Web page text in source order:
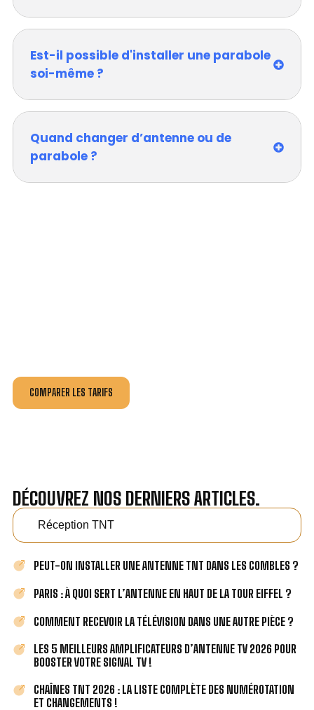
Est-il possible d'installer une parabole
soi-même ?
Quand changer d’antenne ou de
parabole ?
COMPARER LES TARIFS
DÉCOUVREZ NOS DERNIERS ARTICLES.
Réception TNT
PEUT-ON INSTALLER UNE ANTENNE TNT DANS LES COMBLES ?
PARIS : À QUOI SERT L’ANTENNE EN HAUT DE LA TOUR EIFFEL ?
COMMENT RECEVOIR LA TÉLÉVISION DANS UNE AUTRE PIÈCE ?
LES 5 MEILLEURS AMPLIFICATEURS D’ANTENNE TV 2026 POUR
BOOSTER VOTRE SIGNAL TV !
CHAÎNES TNT 2026 : LA LISTE COMPLÈTE DES NUMÉROTATION
ET CHANGEMENTS !